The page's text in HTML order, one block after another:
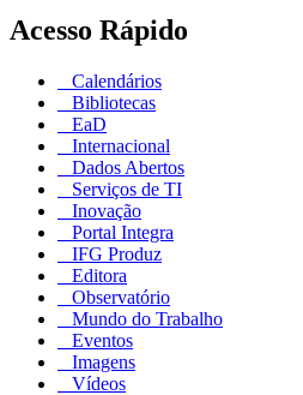
Acesso Rápido
Calendários
Bibliotecas
EaD
Internacional
Dados Abertos
Serviços de TI
Inovação
Portal Integra
IFG Produz
Editora
Observatório
Mundo do Trabalho
Eventos
Imagens
Vídeos